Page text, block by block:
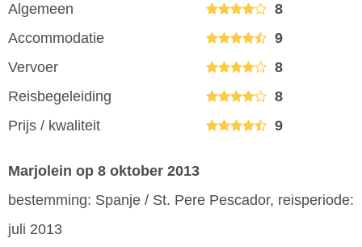
Algemeen
8
Accommodatie
9
Vervoer
8
Reisbegeleiding
8
Prijs / kwaliteit
9
Marjolein op 8 oktober 2013
bestemming: Spanje / St. Pere Pescador, reisperiode:
juli 2013